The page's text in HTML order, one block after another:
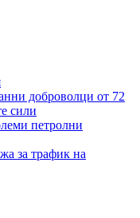
доброволци от 72
сили
петролни
за трафик на